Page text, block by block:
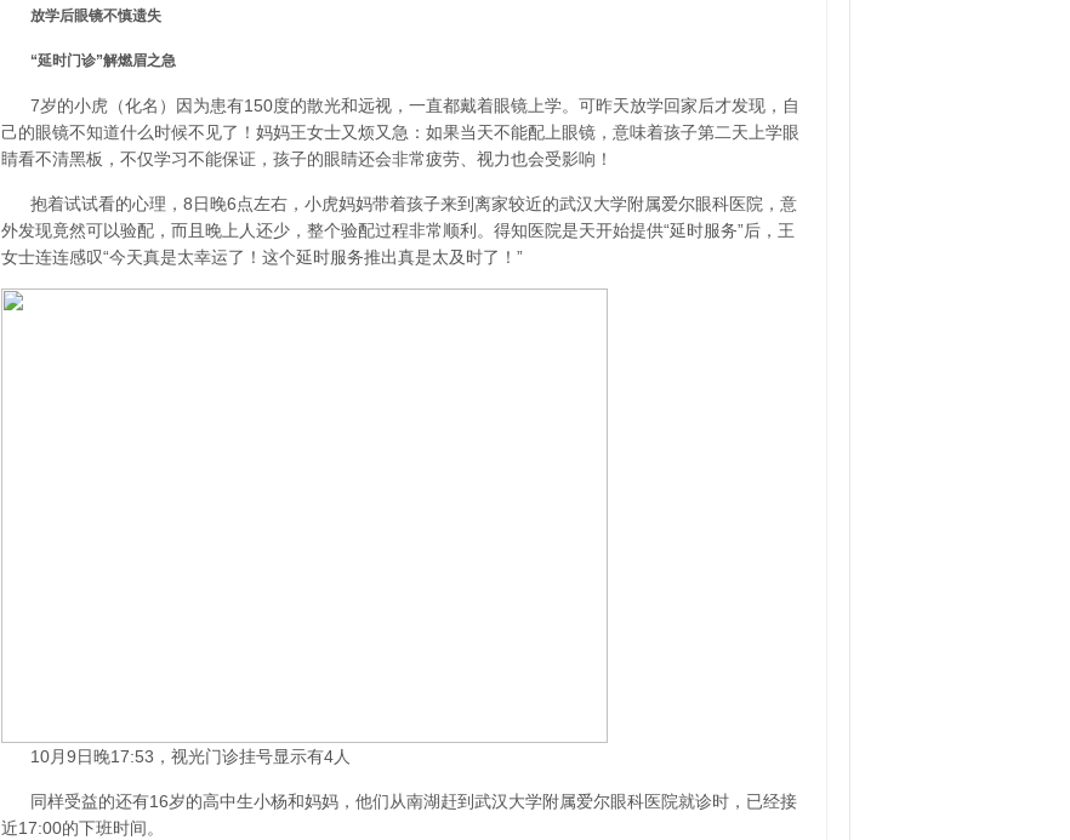
放学后眼镜不慎遗失
“延时门诊”解燃眉之急
7岁的小虎（化名）因为患有150度的散光和远视，一直都戴着眼镜上学。可昨天放学回家后才发现，自
己的眼镜不知道什么时候不见了！妈妈王女士又烦又急：如果当天不能配上眼镜，意味着孩子第二天上学眼
睛看不清黑板，不仅学习不能保证，孩子的眼睛还会非常疲劳、视力也会受影响！
抱着试试看的心理，8日晚6点左右，小虎妈妈带着孩子来到离家较近的武汉大学附属爱尔眼科医院，意
外发现竟然可以验配，而且晚上人还少，整个验配过程非常顺利。得知医院是天开始提供“延时服务”后，王
女士连连感叹“今天真是太幸运了！这个延时服务推出真是太及时了！”
10月9日晚17:53，视光门诊挂号显示有4人
同样受益的还有16岁的高中生小杨和妈妈，他们从南湖赶到武汉大学附属爱尔眼科医院就诊时，已经接
近17:00的下班时间。